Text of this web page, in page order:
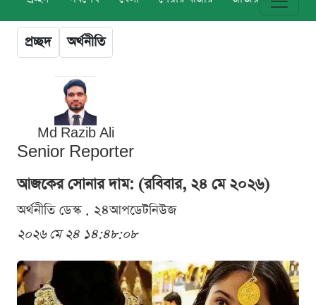
প্রচ্ছদ অর্থনীতি
Md Razib Ali
Senior Reporter
আজকের সোনার দাম: (রবিবার, ২৪ মে ২০২৬)
অর্থনীতি ডেস্ক . ২৪আপডেটনিউজ
২০২৬ মে ২৪ ১৪:৪৮:০৮